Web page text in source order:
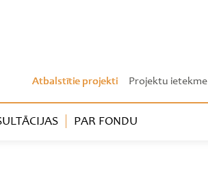
Atbalstītie projekti Projektu ietekme
PAR FONDU